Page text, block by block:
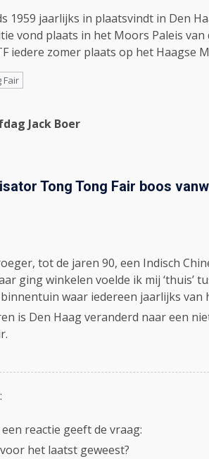
1959 jaarlijks in plaatsvindt in Den
vond plaats in het Moors Paleis
iedere zomer plaats op het Haagse
Fair
Jack Boer
Tong Tong Fair boos
tot de jaren 90, een Indisch
ging winkelen voelde ik mij ‘thuis’
binnentuin waar iedereen jaarlijks van
is Den Haag veranderd naar een
reactie geeft de vraag:
het laatst geweest?